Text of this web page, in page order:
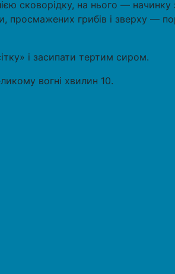
сковорідку, на нього — начинку
просмажених грибів і зверху —
і засипати тертим сиром.
вогні хвилин 10.